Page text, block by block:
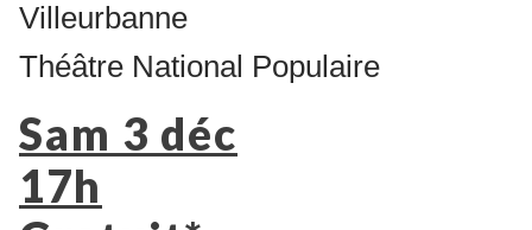
Villeurbanne
Théâtre National Populaire
Sam 3 déc
17h